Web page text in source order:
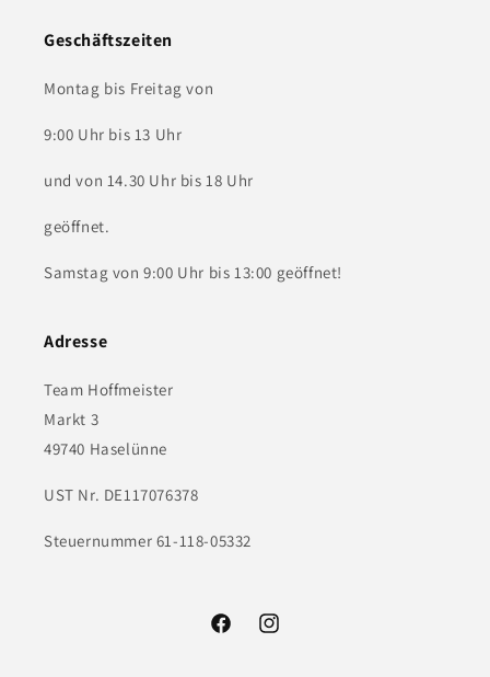
Geschäftszeiten
Montag bis Freitag von
9:00 Uhr bis 13 Uhr
und von 14.30 Uhr bis 18 Uhr
geöffnet.
Samstag von 9:00 Uhr bis 13:00 geöffnet!
Adresse
Team Hoffmeister
Markt 3
49740 Haselünne
UST Nr. DE117076378
Steuernummer 61-118-05332
FacebookInstagram